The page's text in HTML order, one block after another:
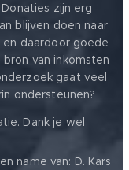
zijn erg
blijven doen naar
en daardoor goede
bron van inkomsten
gaat veel
ondersteunen?
Dank je wel
name van: D. Kars